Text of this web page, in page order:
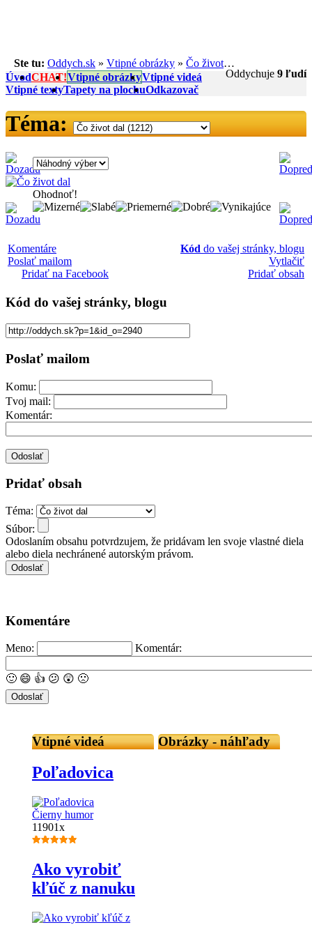
Ste tu: Oddych.sk » Vtipné obrázky » Čo život dal
Oddychuje 9 ľudí
ÚvodCHAT!Vtipné obrázkyVtipné videá
Vtipné textyTapety na plochuOdkazovač
Vtipné videá
Poľadovica
Čierny humor
11901x
Ako vyrobiť
kľúč z nanuku
Téma:
Ohodnoť!
Komentáre
Poslať mailom
Pridať na Facebook
Kód do vašej stránky, blogu
Vytlačiť
Pridať obsah
Kód do vašej stránky, blogu
Poslať mailom
Komu:
Tvoj mail:
Komentár:
Pridať obsah
Téma:
Súbor:
Odoslaním obsahu potvrdzujem, že pridávam len svoje vlastné diela
alebo diela nechránené autorským právom.
Komentáre
Meno: Komentár:
🙂 😄 👍 😕 😲 🙁
Obrázky - náhľady